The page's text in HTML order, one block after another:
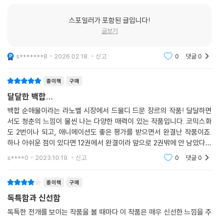
스포일러가 포함된 글입니다!
글보기
s*******8 2026.02.18. 신고 0 댓글0
종이책 구매
달달한 백합...
백합 순애물이라는 라노벨 시장에서 드물디 드문 장르의 작품! 달달하면
서도 청춘의 느낌이 물씬 나는 다양한 매력이 있는 작품입니다. 코믹스화
도 2번이나 되고, 애니메이션도 좋은 평가를 받으면서 완결난 작품이죠.
하나 아쉬운 점이 있다면 12권에서 완결이라 앞으로 2권밖에 안 남았다는
점 뿐... 일본에서는 완결 직전인 11권까지 나왔는데 한국에도 얼른 정식 발
s****0 2023.10.19. 신고 0 댓글0
종이책 구매
독특함과 신선함
독특한 전개를 보이는 작품을 볼 때마다 이 작품은 매우 신선한 느낌을 주